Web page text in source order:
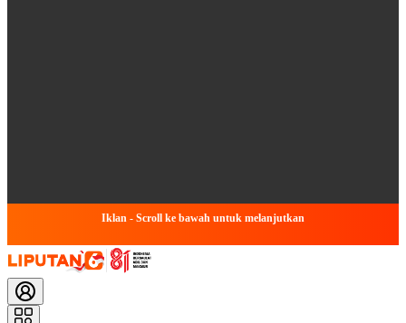
Iklan - Scroll ke bawah untuk melanjutkan